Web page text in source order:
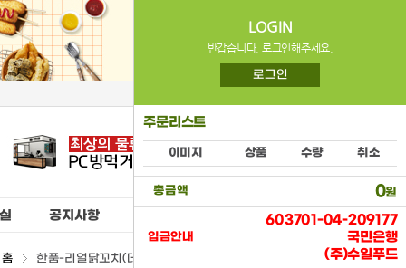
공지사항
홈 한품-리얼닭꼬치(데리야끼) > (15) 냉동식품류
LOGIN
반갑습니다. 로그인해주세요.
로그인
주문리스트
이미지 상품 수량 취소
총금액 0원
입금안내
603701-04-209177
국민은행
(주)수일푸드